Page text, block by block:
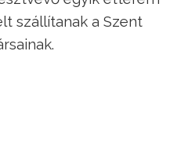
szállítanak a Szent